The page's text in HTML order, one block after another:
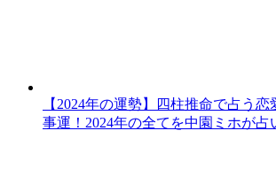
【2024年の運勢】四柱推命で占う
事運！2024年の全てを中園ミホが占